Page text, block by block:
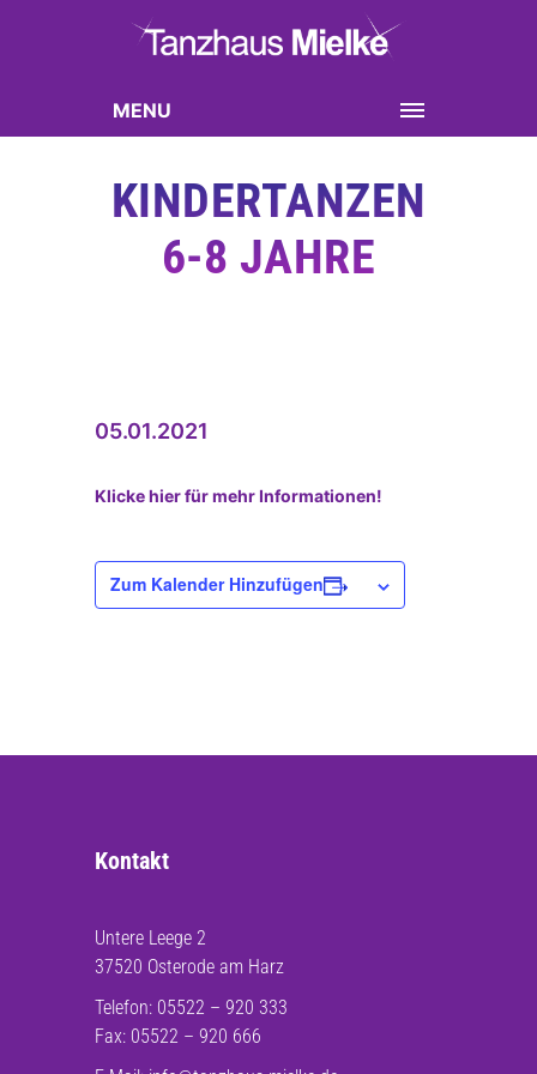
MENU
KINDERTANZEN
6-8 JAHRE
05.01.2021
Klicke hier für mehr Informationen!
Zum Kalender Hinzufügen
Kontakt
Untere Leege 2
37520 Osterode am Harz
Telefon: 05522 – 920 333
Fax: 05522 – 920 666